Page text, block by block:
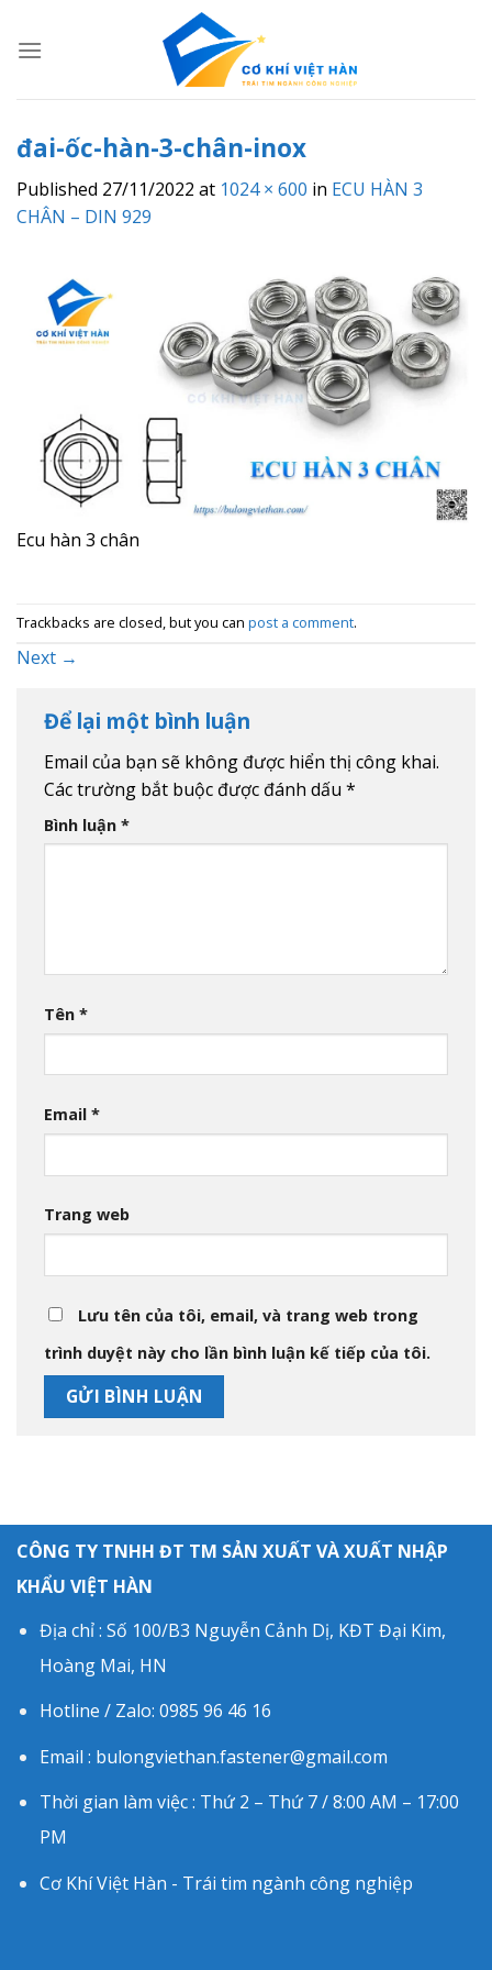
đai-ốc-hàn-3-chân-inox
Published 27/11/2022 at 1024 × 600 in ECU HÀN 3
CHÂN – DIN 929
Ecu hàn 3 chân
Trackbacks are closed, but you can post a comment.
Next →
Để lại một bình luận
Email của bạn sẽ không được hiển thị công khai.
Các trường bắt buộc được đánh dấu *
Bình luận *
Tên *
Email *
Trang web
Lưu tên của tôi, email, và trang web trong
trình duyệt này cho lần bình luận kế tiếp của tôi.
CÔNG TY TNHH ĐT TM SẢN XUẤT VÀ XUẤT NHẬP
KHẨU VIỆT HÀN
Địa chỉ : Số 100/B3 Nguyễn Cảnh Dị, KĐT Đại Kim,
Hoàng Mai, HN
Hotline / Zalo: 0985 96 46 16
Email : bulongviethan.fastener@gmail.com
Thời gian làm việc : Thứ 2 – Thứ 7 / 8:00 AM – 17:00
PM
Cơ Khí Việt Hàn - Trái tim ngành công nghiệp